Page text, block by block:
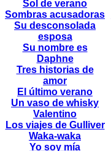
Sol de verano
Sombras acusadoras
Su desconsolada
esposa
Su nombre es
Daphne
Tres historias de
amor
El último verano
Un vaso de whisky
Valentino
Los viajes de Gulliver
Waka-waka
Yo soy mía